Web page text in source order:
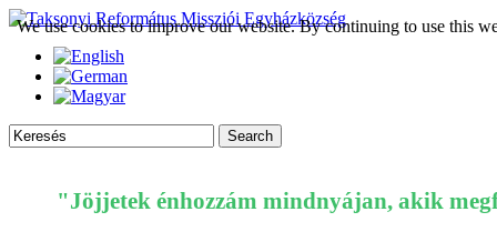
"Jöjjetek énhozzám mindnyájan, akik
We use cookies to improve our website. By continuing to use this